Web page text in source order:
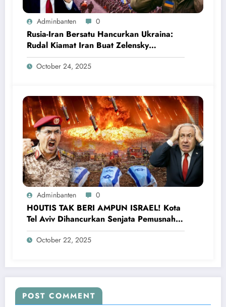
Adminbanten 0
Rusia-Iran Bersatu Hancurkan Ukraina:
Rudal Kiamat Iran Buat Zelensky
Ketakutan dan Menyerah
October 24, 2025
Adminbanten 0
H0UTIS TAK BERI AMPUN ISRAEL! Kota
Tel Aviv Dihancurkan Senjata Pemusnah,
Netanyahu Ketakutan
October 22, 2025
POST COMMENT